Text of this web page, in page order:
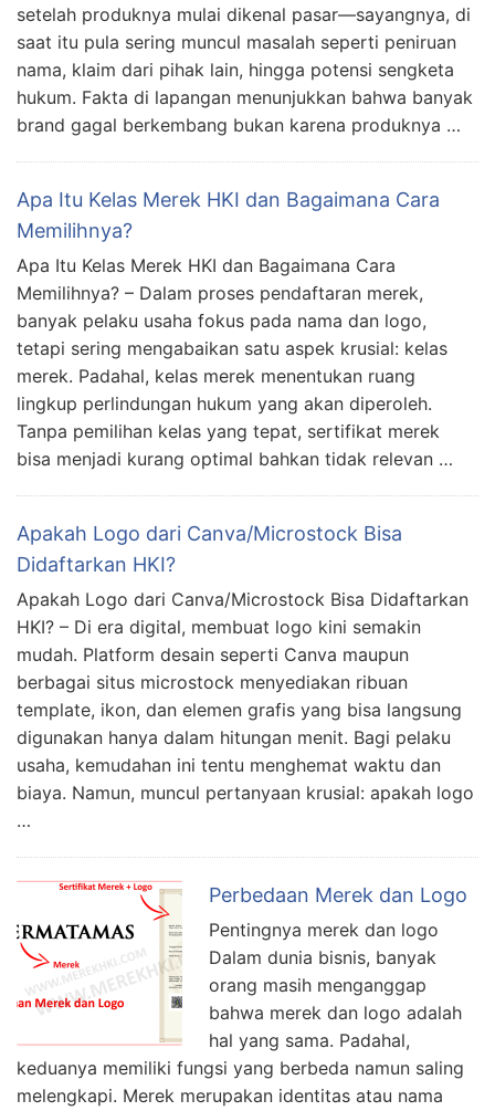
setelah produknya mulai dikenal pasar—sayangnya, di
saat itu pula sering muncul masalah seperti peniruan
nama, klaim dari pihak lain, hingga potensi sengketa
hukum. Fakta di lapangan menunjukkan bahwa banyak
brand gagal berkembang bukan karena produknya …
Apa Itu Kelas Merek HKI dan Bagaimana Cara
Memilihnya?
Apa Itu Kelas Merek HKI dan Bagaimana Cara
Memilihnya? – Dalam proses pendaftaran merek,
banyak pelaku usaha fokus pada nama dan logo,
tetapi sering mengabaikan satu aspek krusial: kelas
merek. Padahal, kelas merek menentukan ruang
lingkup perlindungan hukum yang akan diperoleh.
Tanpa pemilihan kelas yang tepat, sertifikat merek
bisa menjadi kurang optimal bahkan tidak relevan …
Apakah Logo dari Canva/Microstock Bisa
Didaftarkan HKI?
Apakah Logo dari Canva/Microstock Bisa Didaftarkan
HKI? – Di era digital, membuat logo kini semakin
mudah. Platform desain seperti Canva maupun
berbagai situs microstock menyediakan ribuan
template, ikon, dan elemen grafis yang bisa langsung
digunakan hanya dalam hitungan menit. Bagi pelaku
usaha, kemudahan ini tentu menghemat waktu dan
biaya. Namun, muncul pertanyaan krusial: apakah logo
…
Perbedaan Merek dan Logo
Pentingnya merek dan logo
Dalam dunia bisnis, banyak
orang masih menganggap
bahwa merek dan logo adalah
hal yang sama. Padahal,
keduanya memiliki fungsi yang berbeda namun saling
melengkapi. Merek merupakan identitas atau nama